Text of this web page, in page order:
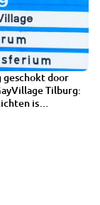
geschokt door
Tilburg:
is